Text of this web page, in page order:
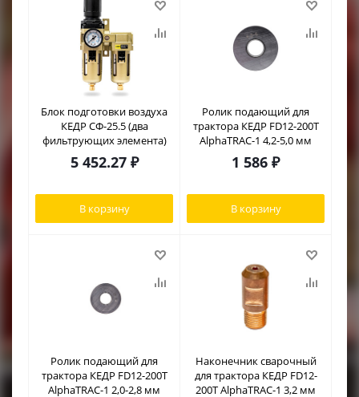
Блок подготовки воздуха
КЕДР СФ-25.5 (два
фильтрующих элемента)
5 452.27₽
В корзину
Ролик подающий для
трактора КЕДР FD12-200T
AlphaTRAC-1 4,2-5,0 мм
1 586 ₽
В корзину
Ролик подающий для
трактора КЕДР FD12-200T
AlphaTRAC-1 2,0-2,8 мм
Наконечник сварочный
для трактора КЕДР FD12-
200T AlphaTRAC-1 3,2 мм